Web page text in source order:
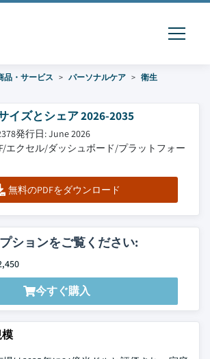
品・サービス パーソナルケア
衛生
イズとシェア 2026-2035
発行日: June 2026
エクセル/ダッシュボード/プラットフォー
無料のPDFをダウンロード
ションをご覧ください:
今すぐ購入